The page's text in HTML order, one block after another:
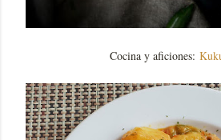
Cocina y aficiones: